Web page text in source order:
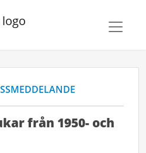
från 1950- och